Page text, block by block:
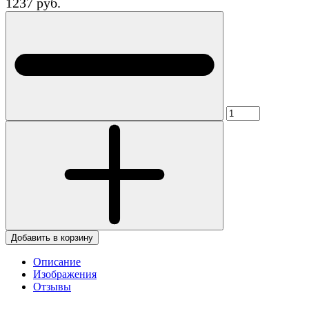
1237 руб.
Добавить в корзину
Описание
Изображения
Отзывы